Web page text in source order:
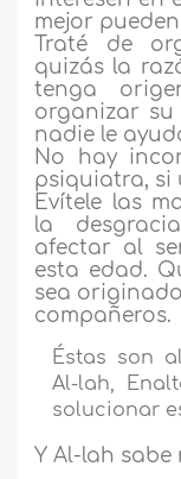
mejor
Traté de
quizás la
tenga
organizar
nadie le
No hay
psiquiatra, si
Evítele las
la
afectar al
esta edad.
sea
compañeros.
Éstas son
Al-lah,
solucionar
Y Al-lah sabe